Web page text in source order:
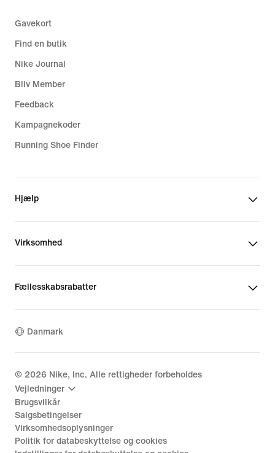
Gavekort
Find en butik
Nike Journal
Bliv Member
Feedback
Kampagnekoder
Running Shoe Finder
Hjælp
Virksomhed
Fællesskabsrabatter
Danmark
© 2026 Nike, Inc. Alle rettigheder forbeholdes
Vejledninger
Brugsvilkår
Salgsbetingelser
Virksomhedsoplysninger
Politik for databeskyttelse og cookies